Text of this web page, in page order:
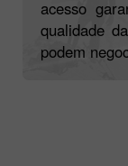
acesso
qualidade
podem